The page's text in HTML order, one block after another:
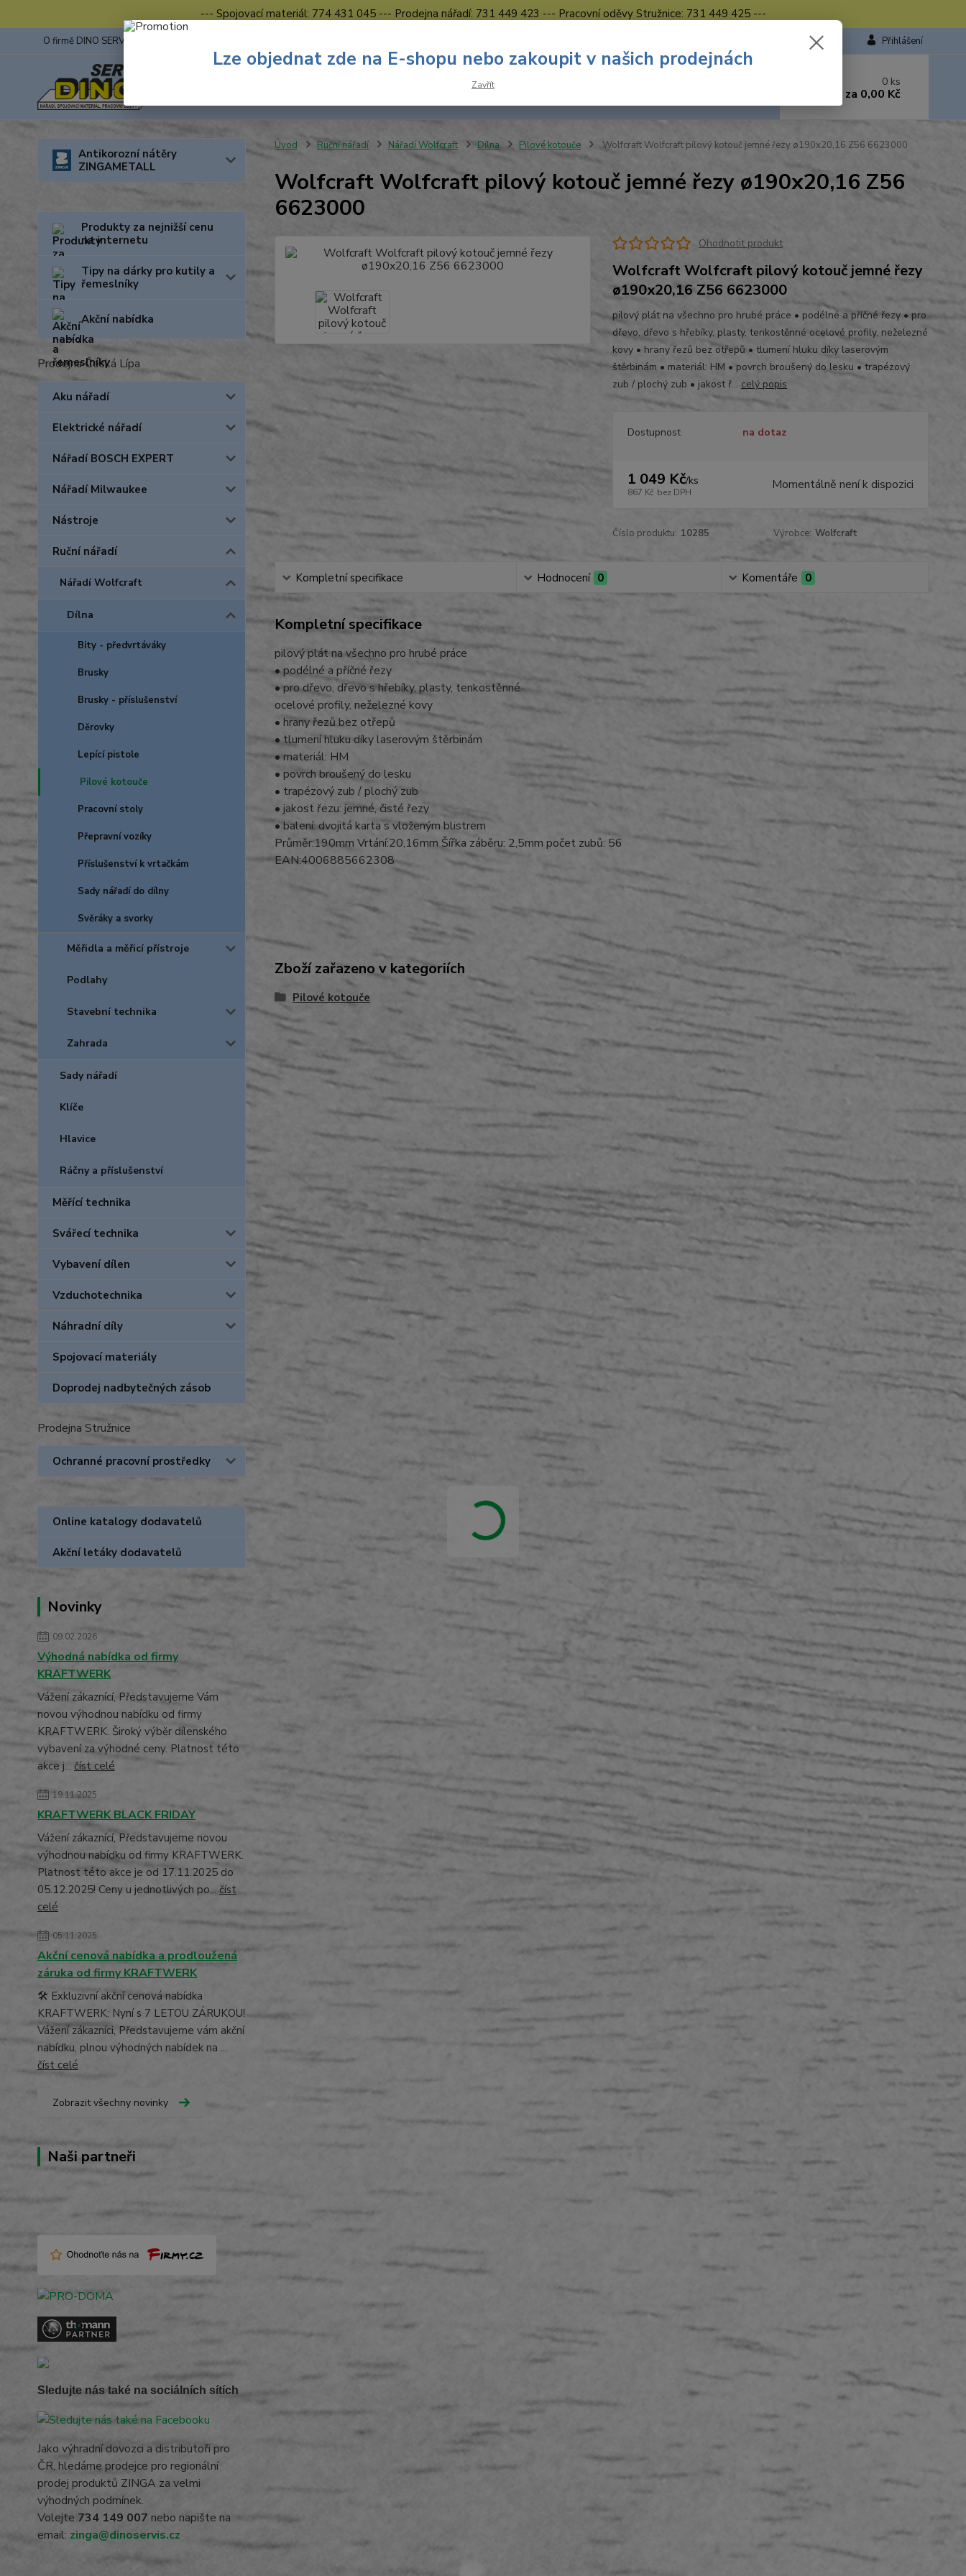
--- Spojovací materiál: 774 431 045 --- Prodejna nářadí: 731 449 423 --- Pracovní oděvy Stružnice: 731 449 425 ---
O firmě DINO SERVIS s.r.o. Přihlášení
Hledat
Nevíte si rady? Zavolejte.
0 ks
za 0,00 Kč
Antikorozní nátěry
ZINGAMETALL
Produkty za nejnižší cenu
na internetu
Tipy na dárky pro kutily a
řemeslníky
Akční nabídka
Prodejna Česká Lípa
Aku nářadí
Elektrické nářadí
Nářadí BOSCH EXPERT
Nářadí Milwaukee
Nástroje
Ruční nářadí
Nářadí Wolfcraft
Dílna
Bity - předvrtáváky
Brusky
Brusky - příslušenství
Děrovky
Lepící pistole
Pilové kotouče
Pracovní stoly
Přepravní vozíky
Příslušenství k vrtačkám
Sady nářadí do dílny
Svěráky a svorky
Měřidla a měřicí přístroje
Podlahy
Stavební technika
Zahrada
Sady nářadí
Klíče
Hlavice
Ráčny a příslušenství
Měřící technika
Svářecí technika
Vybavení dílen
Vzduchotechnika
Náhradní díly
Spojovací materiály
Doprodej nadbytečných zásob
Prodejna Stružnice
Ochranné pracovní prostředky
Online katalogy dodavatelů
Akční letáky dodavatelů
Novinky
09.02.2026
Výhodná nabídka od firmy
KRAFTWERK
Vážení zákaznící, Představujeme Vám
novou výhodnou nabídku od firmy
KRAFTWERK. Široký výběr dílenského
vybavení za výhodné ceny. Platnost této
akce j... číst celé
19.11.2025
KRAFTWERK BLACK FRIDAY
Vážení zákaznící, Představujeme novou
výhodnou nabídku od firmy KRAFTWERK.
Platnost této akce je od 17.11.2025 do
05.12.2025! Ceny u jednotlivých po... číst
celé
05.11.2025
Akční cenová nabídka a prodloužená
záruka od firmy KRAFTWERK
🛠️ Exkluzivní akční cenová nabídka
KRAFTWERK: Nyní s 7 LETOU ZÁRUKOU!
Vážení zákazníci, Představujeme vám akční
nabídku, plnou výhodných nabídek na ...
číst celé
Zobrazit všechny novinky
Naši partneři
Sledujte nás také na sociálních sítích
Jako výhradní dovozci a distributoři pro
ČR, hledáme prodejce pro regionální
prodej produktů ZINGA za velmi
výhodných podmínek.
Volejte 734 149 007 nebo napište na
email: zinga@dinoservis.cz
Úvod Ruční nářadí Nářadí Wolfcraft Dílna Pilové kotouče Wolfcraft Wolfcraft pilový kotouč jemné řezy ø190x20,16 Z56 6623000
Wolfcraft Wolfcraft pilový kotouč jemné řezy ø190x20,16 Z56
6623000
Ohodnotit produkt
Wolfcraft Wolfcraft pilový kotouč jemné řezy
ø190x20,16 Z56 6623000
pilový plát na všechno pro hrubé práce • podélné a příčné řezy • pro
dřevo, dřevo s hřebíky, plasty, tenkostěnné ocelové profily, neželezné
kovy • hrany řezů bez otřepů • tlumení hluku díky laserovým
štěrbinám • materiál: HM • povrch broušený do lesku • trapézový
zub / plochý zub • jakost ř... celý popis
Dostupnost na dotaz
1 049 Kč/ks
867 Kč bez DPH Momentálně není k dispozici
Číslo produktu: 10285 Výrobce: Wolfcraft
Kompletní specifikace Hodnocení 0 Komentáře 0
Kompletní specifikace
pilový plát na všechno pro hrubé práce
• podélné a příčné řezy
• pro dřevo, dřevo s hřebíky, plasty, tenkostěnné
ocelové profily, neželezné kovy
• hrany řezů bez otřepů
• tlumení hluku díky laserovým štěrbinám
• materiál: HM
• povrch broušený do lesku
• trapézový zub / plochý zub
• jakost řezu: jemné, čisté řezy
• balení: dvojitá karta s vloženým blistrem
Průměr:190mm Vrtání:20,16mm Šířka záběru: 2,5mm počet zubů: 56
EAN:4006885662308
Zboží zařazeno v kategoriích
Pilové kotouče
Lze objednat zde na E-shopu nebo zakoupit v našich prodejnách
Zavřít